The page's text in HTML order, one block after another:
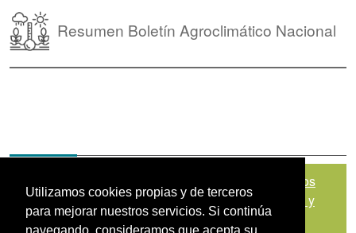
Utilizamos cookies propias y de terceros
para mejorar nuestros servicios. Si continúa
Resumen Boletín Agroclimático Nacional
Política de Tratamiento de Datos
Personales|Políticas de Seguridad, Términos y
Condiciones de Uso